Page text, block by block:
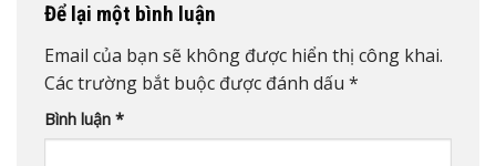
Để lại một bình luận
Email của bạn sẽ không được hiển thị công khai.
Các trường bắt buộc được đánh dấu *
Bình luận *